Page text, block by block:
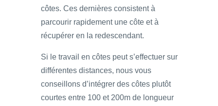
côtes. Ces dernières consistent à
parcourir rapidement une côte et à
récupérer en la redescendant.
Si le travail en côtes peut s’effectuer sur
différentes distances, nous vous
conseillons d’intégrer des côtes plutôt
courtes entre 100 et 200m de longueur